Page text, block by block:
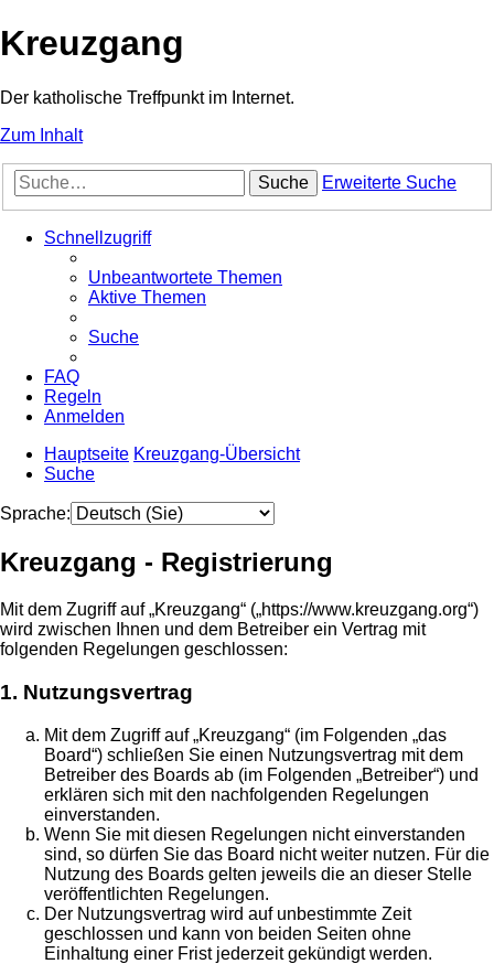
Kreuzgang
Der katholische Treffpunkt im Internet.
Zum Inhalt
Suche Erweiterte Suche
Schnellzugriff
Unbeantwortete Themen
Aktive Themen
Suche
FAQ
Regeln
Anmelden
Hauptseite Kreuzgang-Übersicht
Suche
Sprache:
Kreuzgang - Registrierung
Mit dem Zugriff auf „Kreuzgang“ („https://www.kreuzgang.org“)
wird zwischen Ihnen und dem Betreiber ein Vertrag mit
folgenden Regelungen geschlossen:
1. Nutzungsvertrag
Mit dem Zugriff auf „Kreuzgang“ (im Folgenden „das
Board“) schließen Sie einen Nutzungsvertrag mit dem
Betreiber des Boards ab (im Folgenden „Betreiber“) und
erklären sich mit den nachfolgenden Regelungen
einverstanden.
Wenn Sie mit diesen Regelungen nicht einverstanden
sind, so dürfen Sie das Board nicht weiter nutzen. Für die
Nutzung des Boards gelten jeweils die an dieser Stelle
veröffentlichten Regelungen.
Der Nutzungsvertrag wird auf unbestimmte Zeit
geschlossen und kann von beiden Seiten ohne
Einhaltung einer Frist jederzeit gekündigt werden.